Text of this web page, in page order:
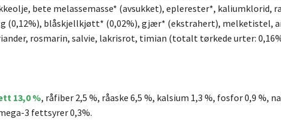
bete melassemasse* (avsukket), eplerester*,
(0,12%), blåskjellkjøtt* (0,02%), gjær* (ekstrahert), melketistel,
rosmarin, salvie, lakrisrot, timian (totalt tørkede urter:
13,0 %, råfiber 2,5 %, råaske 6,5 %, kalsium 1,3 %, fosfor 0,9 %,
3 fettsyrer 0,3%.